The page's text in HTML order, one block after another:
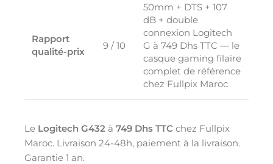
Rapport
qualité-prix
9 / 10
50mm + DTS + 107
dB + double
connexion Logitech
G à 749 Dhs TTC — le
casque gaming filaire
complet de référence
chez Fullpix Maroc
Le Logitech G432 à 749 Dhs TTC chez Fullpix
Maroc. Livraison 24-48h, paiement à la livraison.
Garantie 1 an.